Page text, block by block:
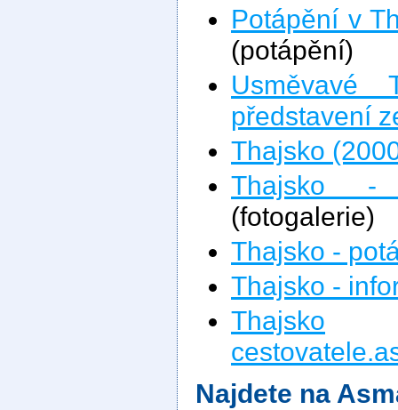
Potápění v
(potápění)
Usměvavé
představení
Thajsko
Thajsko -
(fotogalerie)
Thajsko -
Thajsko -
Thajsko
Najdete na